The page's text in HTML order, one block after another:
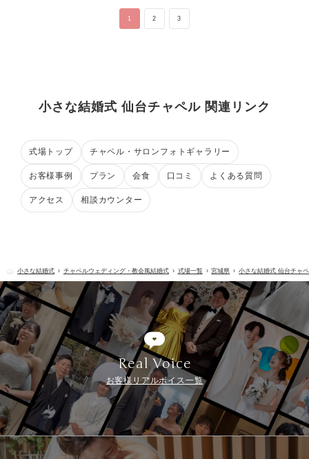
1 2 3
小さな結婚式 仙台チャペル 関連リンク
式場トップ チャペル・サロンフォトギャラリー
お客様事例 プラン 会食 口コミ よくある質問
アクセス 相談カウンター
小さな結婚式 チャペルウェディング・教会風結婚式 式場一覧 宮城県 小さな結婚式 仙台チャ
Real Voice
お客様リアルボイス一覧